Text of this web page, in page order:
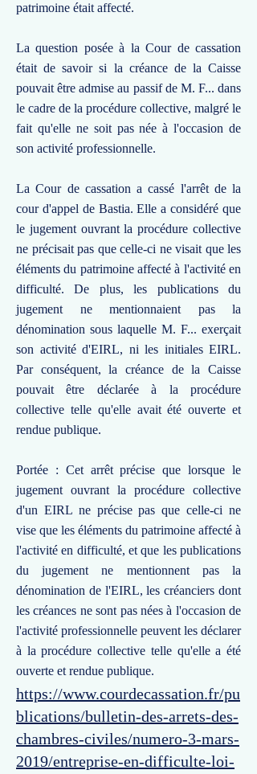
patrimoine était affecté.
La question posée à la Cour de cassation
était de savoir si la créance de la Caisse
pouvait être admise au passif de M. F... dans
le cadre de la procédure collective, malgré le
fait qu'elle ne soit pas née à l'occasion de
son activité professionnelle.
La Cour de cassation a cassé l'arrêt de la
cour d'appel de Bastia. Elle a considéré que
le jugement ouvrant la procédure collective
ne précisait pas que celle-ci ne visait que les
éléments du patrimoine affecté à l'activité en
difficulté. De plus, les publications du
jugement ne mentionnaient pas la
dénomination sous laquelle M. F... exerçait
son activité d'EIRL, ni les initiales EIRL.
Par conséquent, la créance de la Caisse
pouvait être déclarée à la procédure
collective telle qu'elle avait été ouverte et
rendue publique.
Portée : Cet arrêt précise que lorsque le
jugement ouvrant la procédure collective
d'un EIRL ne précise pas que celle-ci ne
vise que les éléments du patrimoine affecté à
l'activité en difficulté, et que les publications
du jugement ne mentionnent pas la
dénomination de l'EIRL, les créanciers dont
les créances ne sont pas nées à l'occasion de
l'activité professionnelle peuvent les déclarer
à la procédure collective telle qu'elle a été
ouverte et rendue publique.
https://www.courdecassation.fr/pu
blications/bulletin-des-arrets-des-
chambres-civiles/numero-3-mars-
2019/entreprise-en-difficulte-loi-